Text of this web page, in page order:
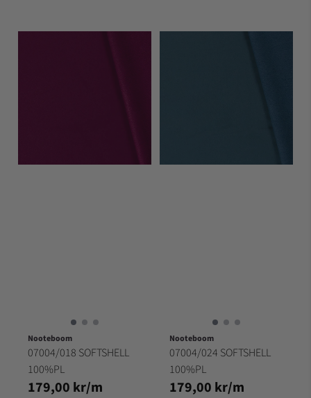
Nooteboom
07004/018 SOFTSHELL
100%PL
179,00 kr/m
Nooteboom
07004/024 SOFTSHELL
100%PL
179,00 kr/m